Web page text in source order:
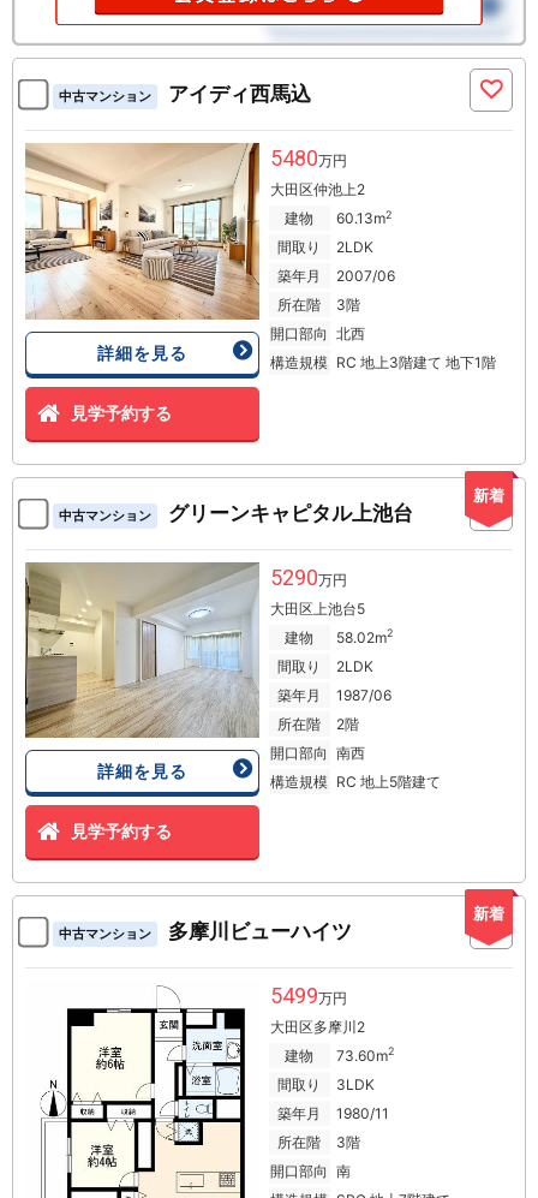
中古マンション アイディ西馬込
詳細を見る
見学予約する
5480万円
大田区仲池上2
建物
60.13m2
間取り
2LDK
築年月
2007/06
所在階
3階
開口部向 北西
構造規模 RC 地上3階建て 地下1階
新着
中古マンション グリーンキャピタル上池台
詳細を見る
見学予約する
5290万円
大田区上池台5
建物
58.02m2
間取り
2LDK
築年月
1987/06
所在階
2階
開口部向 南西
構造規模 RC 地上5階建て
新着
中古マンション 多摩川ビューハイツ
5499万円
大田区多摩川2
建物
73.60m2
間取り
3LDK
築年月
1980/11
所在階
3階
開口部向 南